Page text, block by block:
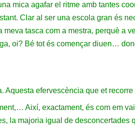
mica agafar el ritme amb tantes
Clar al ser una escola gran és
tasca com a mestra, perquè a
oi? Bé tot és començar diuen…
Aquesta efervescència que et
Així, exactament, és com em
la majoria igual de desconcertades